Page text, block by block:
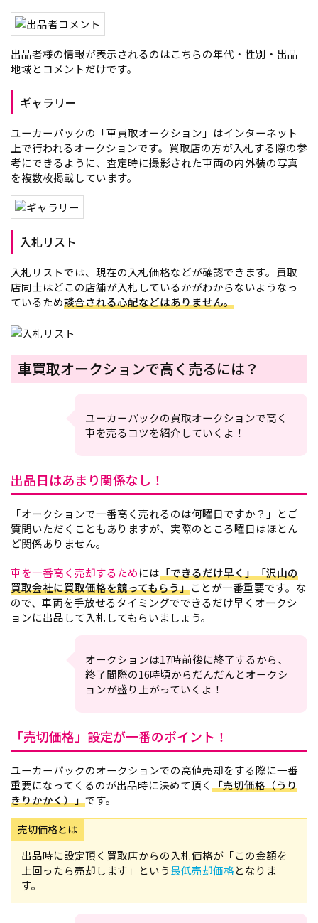
出品者様の情報が表示されるのはこちらの年代・性別・出品
地域とコメントだけです。
ギャラリー
ユーカーパックの「車買取オークション」はインターネット
上で行われるオークションです。買取店の方が入札する際の参
考にできるように、査定時に撮影された車両の内外装の写真
を複数枚掲載しています。
入札リスト
入札リストでは、現在の入札価格などが確認できます。買取
店同士はどこの店舗が入札しているかがわからないようなっ
ているため談合される心配などはありません。
車買取オークションで高く売るには？
ユーカーパックの買取オークションで高く
車を売るコツを紹介していくよ！
出品日はあまり関係なし！
「オークションで一番高く売れるのは何曜日ですか？」とご
質問いただくこともありますが、実際のところ曜日はほとん
ど関係ありません。
車を一番高く売却するためには「できるだけ早く」「沢山の
買取会社に買取価格を競ってもらう」ことが一番重要です。な
ので、車両を手放せるタイミングでできるだけ早くオークシ
ョンに出品して入札してもらいましょう。
オークションは17時前後に終了するから、
終了間際の16時頃からだんだんとオークシ
ョンが盛り上がっていくよ！
「売切価格」設定が一番のポイント！
ユーカーパックのオークションでの高値売却をする際に一番
重要になってくるのが出品時に決めて頂く 「売切価格（うり
きりかかく）」です。
売切価格とは
出品時に設定頂く買取店からの入札価格が「この金額を
上回ったら売却します」という最低売却価格となりま
す。